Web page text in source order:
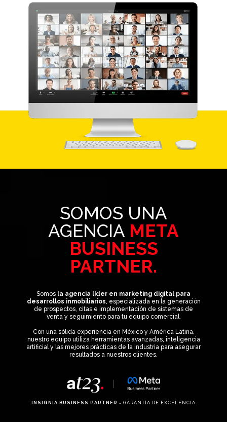
SOMOS UNA
AGENCIA META
BUSINESS
PARTNER.
Somos la agencia líder en marketing digital para
desarrollos inmobiliarios, especializada en la generación
de prospectos, citas e implementación de sistemas de
venta y seguimiento para tu equipo comercial.
Con una sólida experiencia en México y América Latina,
nuestro equipo utiliza herramientas avanzadas, inteligencia
artificial y las mejores prácticas de la industria para asegurar
resultados a nuestros clientes.
INSIGNIA BUSINESS PARTNER = GARANTÍA DE EXCELENCIA